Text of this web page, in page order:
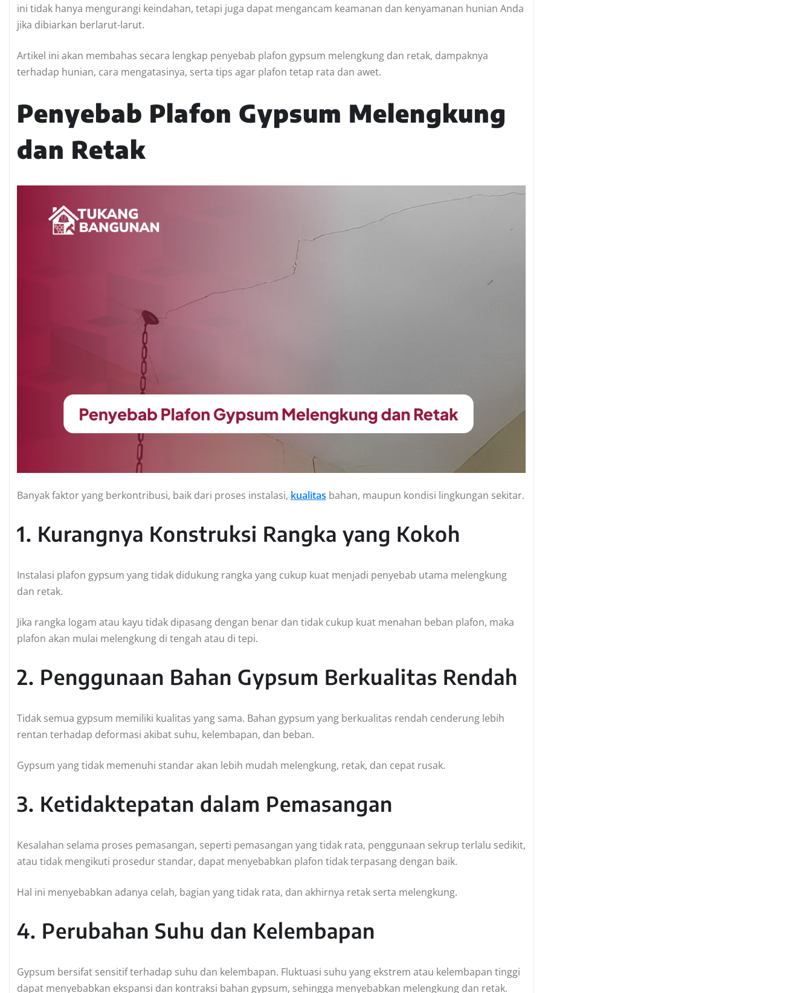
ini tidak hanya mengurangi keindahan, tetapi juga dapat mengancam keamanan dan kenyamanan hunian Anda
jika dibiarkan berlarut-larut.
Artikel ini akan membahas secara lengkap penyebab plafon gypsum melengkung dan retak, dampaknya
terhadap hunian, cara mengatasinya, serta tips agar plafon tetap rata dan awet.
Penyebab Plafon Gypsum Melengkung
dan Retak
Banyak faktor yang berkontribusi, baik dari proses instalasi, kualitas bahan, maupun kondisi lingkungan sekitar.
1. Kurangnya Konstruksi Rangka yang Kokoh
Instalasi plafon gypsum yang tidak didukung rangka yang cukup kuat menjadi penyebab utama melengkung
dan retak.
Jika rangka logam atau kayu tidak dipasang dengan benar dan tidak cukup kuat menahan beban plafon, maka
plafon akan mulai melengkung di tengah atau di tepi.
2. Penggunaan Bahan Gypsum Berkualitas Rendah
Tidak semua gypsum memiliki kualitas yang sama. Bahan gypsum yang berkualitas rendah cenderung lebih
rentan terhadap deformasi akibat suhu, kelembapan, dan beban.
Gypsum yang tidak memenuhi standar akan lebih mudah melengkung, retak, dan cepat rusak.
3. Ketidaktepatan dalam Pemasangan
Kesalahan selama proses pemasangan, seperti pemasangan yang tidak rata, penggunaan sekrup terlalu sedikit,
atau tidak mengikuti prosedur standar, dapat menyebabkan plafon tidak terpasang dengan baik.
Hal ini menyebabkan adanya celah, bagian yang tidak rata, dan akhirnya retak serta melengkung.
4. Perubahan Suhu dan Kelembapan
Gypsum bersifat sensitif terhadap suhu dan kelembapan. Fluktuasi suhu yang ekstrem atau kelembapan tinggi
dapat menyebabkan ekspansi dan kontraksi bahan gypsum, sehingga menyebabkan melengkung dan retak.